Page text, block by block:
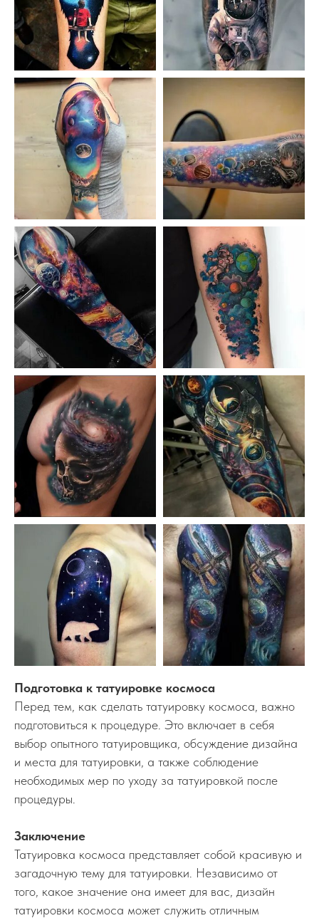
Подготовка к татуировке космоса
Перед тем, как сделать татуировку космоса, важно
подготовиться к процедуре. Это включает в себя
выбор опытного татуировщика, обсуждение дизайна
и места для татуировки, а также соблюдение
необходимых мер по уходу за татуировкой после
процедуры.
Заключение
Татуировка космоса представляет собой красивую и
загадочную тему для татуировки. Независимо от
того, какое значение она имеет для вас, дизайн
татуировки космоса может служить отличным